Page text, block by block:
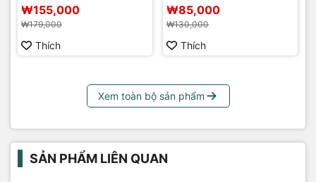
₩155,000
₩179,000
Thích
₩85,000
₩130,000
Thích
Xem toàn bộ sản phẩm
SẢN PHẨM LIÊN QUAN